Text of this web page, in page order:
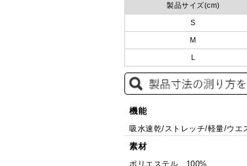
製品サイズ(cm)
S
M
L
機能
吸水速乾/ストレッチ/軽量/ウエ
素材
ポリエステル 100%